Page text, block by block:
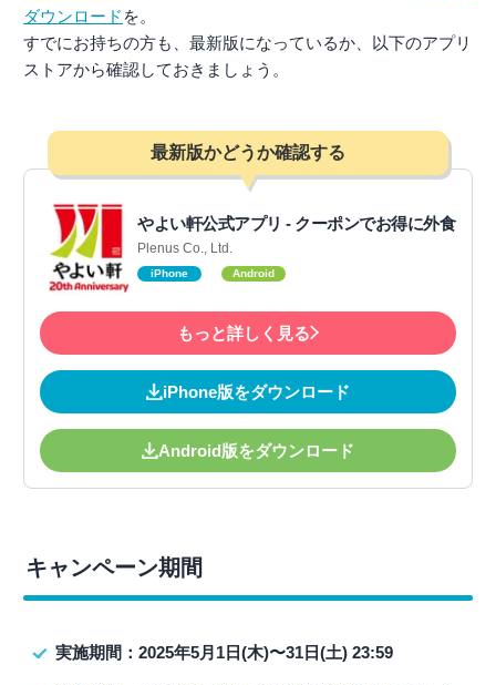
ダウンロード を。
すでにお持ちの方も、最新版になっているか、以下のアプリ
ストアから確認しておきましょう。
最新版かどうか確認する
やよい軒公式アプリ - クーポンでお得に外食
Plenus Co., Ltd.
iPhone Android
もっと詳しく見る
iPhone版をダウンロード
Android版をダウンロード
キャンペーン期間
実施期間：2025年5月1日(木)〜31日(土) 23:59